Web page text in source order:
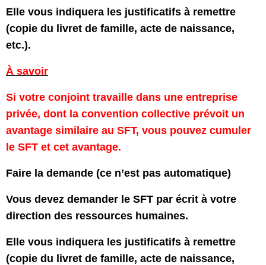
Elle vous indiquera les justificatifs à remettre
(copie du livret de famille, acte de naissance,
etc.).
À savoir
Si votre conjoint travaille dans une entreprise
privée, dont la convention collective prévoit un
avantage similaire au SFT, vous pouvez cumuler
le SFT et cet avantage.
Faire la demande (ce n’est pas automatique)
Vous devez demander le SFT par écrit à votre
direction des ressources humaines.
Elle vous indiquera les justificatifs à remettre
(copie du livret de famille, acte de naissance,